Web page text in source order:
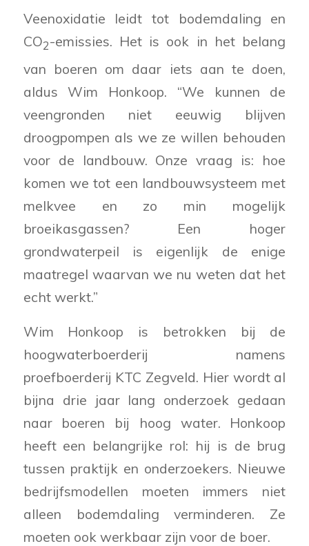
Veenoxidatie leidt tot bodemdaling en
CO2-emissies. Het is ook in het belang
van boeren om daar iets aan te doen,
aldus Wim Honkoop. “We kunnen de
veengronden niet eeuwig blijven
droogpompen als we ze willen behouden
voor de landbouw. Onze vraag is: hoe
komen we tot een landbouwsysteem met
melkvee en zo min mogelijk
broeikasgassen? Een hoger
grondwaterpeil is eigenlijk de enige
maatregel waarvan we nu weten dat het
echt werkt.”
Wim Honkoop is betrokken bij de
hoogwaterboerderij namens
proefboerderij KTC Zegveld. Hier wordt al
bijna drie jaar lang onderzoek gedaan
naar boeren bij hoog water. Honkoop
heeft een belangrijke rol: hij is de brug
tussen praktijk en onderzoekers. Nieuwe
bedrijfsmodellen moeten immers niet
alleen bodemdaling verminderen. Ze
moeten ook werkbaar zijn voor de boer.